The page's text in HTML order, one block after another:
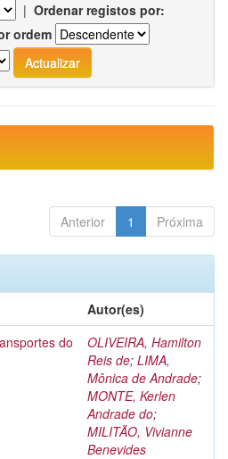
| Ordenar registos por:
ordem
Anterior 1 Próxima
Autor(es)
do
OLIVEIRA, Hamilton
Reis de; LIMA,
Mônica de Andrade;
MONTE, Kerlen
Andrade do;
MILITÃO, Vivianne
Benevides